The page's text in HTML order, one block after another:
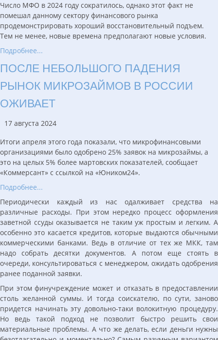
Число МФО в 2024 году сократилось, однако этот факт не
помешал данному сектору финансового рынка
продемонстрировать хороший восстановительный подъем.
Тем не менее, новые времена предполагают новые условия.
Подробнее...
ПОСЛЕ НЕБОЛЬШОГО ПАДЕНИЯ
РЫНОК МИКРОЗАЙМОВ В РОССИИ
ОЖИВАЕТ
17 августа 2024
Итоги апреля этого года показали, что микрофинансовыми
организациями было одобрено 25% заявок на микрозаймы, а
это на целых 5% более мартовских показателей, сообщает
«Коммерсант» с ссылкой на «Юником24».
Подробнее...
Периодически каждый из нас одалживает средства на
различные расходы. При этом нередко процесс оформления
заветной ссуды оказывается не таким уж простым и легким. А
особенно это касается кредитов, которые выдаются обычными
коммерческими банками. Ведь в отличие от тех же МКК, там
надо собрать десятки документов. А потом еще стоять в
очереди, консультироваться с менеджером, ожидать одобрения
ранее поданной заявки.
При этом финучреждение может и отказать в предоставлении
столь желанной суммы. И тогда соискателю, по сути, заново
придется начинать эту довольно-таки волокитную процедуру.
Но ведь такой подход не позволит быстро решить свои
материальные проблемы. А что же делать, если деньги нужны